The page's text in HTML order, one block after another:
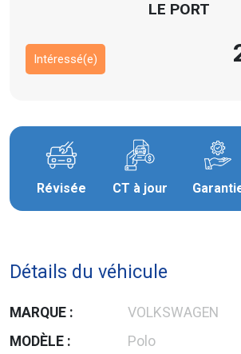
LE PORT
Intéressé(e)
Révisée CT à jour
Détails du véhicule
MARQUE :
VOLKSWAGEN
MODÈLE :
Polo